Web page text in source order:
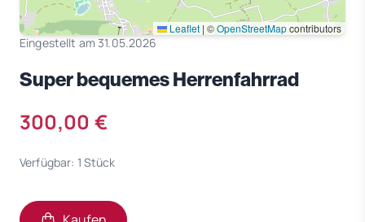
Leaflet | ©OpenStreetMapcontributors
Eingestellt am 31.05.2026
Super bequemes Herrenfahrrad
300,00 €
Verfügbar: 1 Stück